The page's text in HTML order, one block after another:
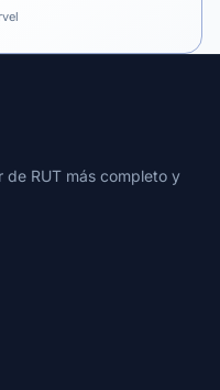
de RUT más completo y